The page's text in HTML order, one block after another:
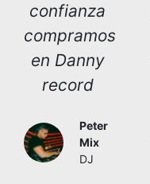
confianza
compramos
en Danny
record
Peter
Mix
DJ